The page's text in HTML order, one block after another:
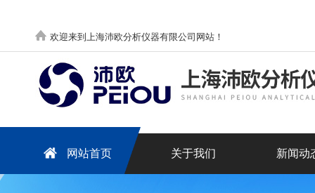
欢迎来到上海沛欧分析仪器有限公司网站！
网站首页 关于我们 新闻动